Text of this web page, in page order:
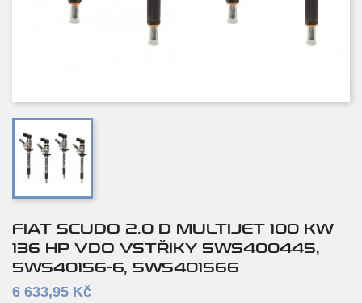
FIAT SCUDO 2.0 D MULTIJET 100 KW
136 HP VDO VSTŘIKY 5WS400445,
5WS40156-6, 5WS401566
6 633,95 Kč